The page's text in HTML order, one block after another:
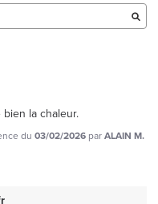
la chaleur.
du 03/02/2026 parALAIN M.